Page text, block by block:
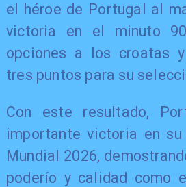
el héroe de Portugal al
victoria en el minuto
opciones a los croatas
tres puntos para su
Con este resultado,
importante victoria en
Mundial 2026,
poderío y calidad como